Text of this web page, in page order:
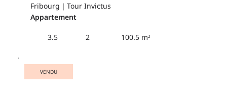
Fribourg｜Tour Invictus
Appartement
3.5 2 100.5 m²
VENDU